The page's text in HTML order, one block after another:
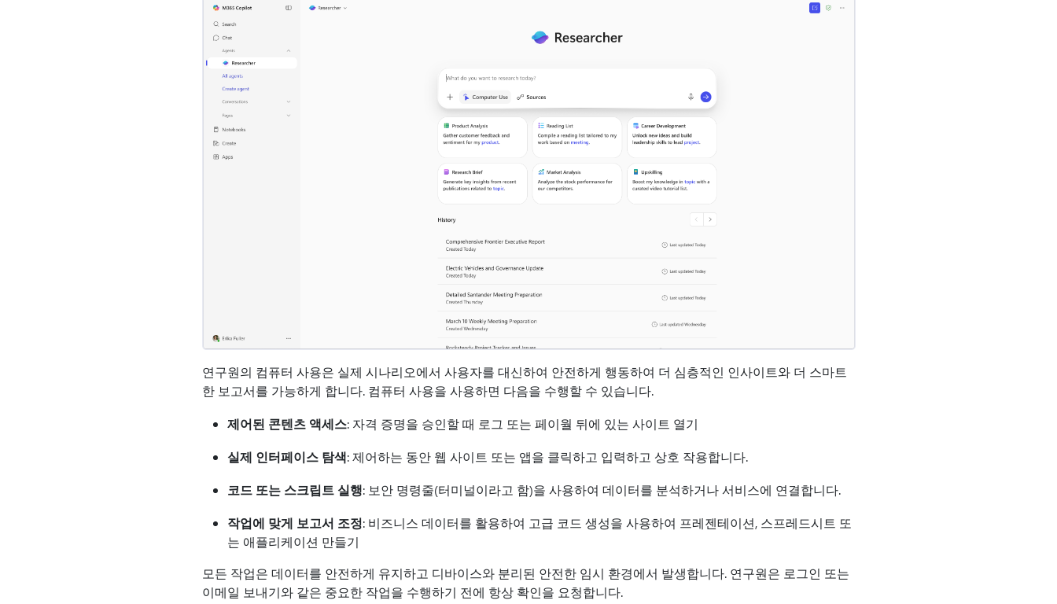
연구원의 컴퓨터 사용은 실제 시나리오에서 사용자를 대신하여 안전하게 행동하여 더 심층적인 인사이트와 더 스마트
한 보고서를 가능하게 합니다. 컴퓨터 사용을 사용하면 다음을 수행할 수 있습니다.
제어된 콘텐츠 액세스: 자격 증명을 승인할 때 로그 또는 페이월 뒤에 있는 사이트 열기
실제 인터페이스 탐색: 제어하는 동안 웹 사이트 또는 앱을 클릭하고 입력하고 상호 작용합니다.
코드 또는 스크립트 실행: 보안 명령줄(터미널이라고 함)을 사용하여 데이터를 분석하거나 서비스에 연결합니다.
작업에 맞게 보고서 조정: 비즈니스 데이터를 활용하여 고급 코드 생성을 사용하여 프레젠테이션, 스프레드시트 또
는 애플리케이션 만들기
모든 작업은 데이터를 안전하게 유지하고 디바이스와 분리된 안전한 임시 환경에서 발생합니다. 연구원은 로그인 또는
이메일 보내기와 같은 중요한 작업을 수행하기 전에 항상 확인을 요청합니다.